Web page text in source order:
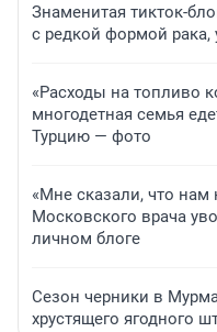
Знаменитая тикток-
с редкой формой рака,
«Расходы на топливо
многодетная семья
Турцию — фото
«Мне сказали, что нам
Московского врача
личном блоге
Сезон черники в
хрустящего ягодного